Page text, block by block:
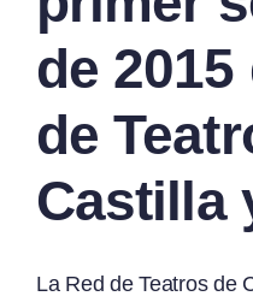
de 2015
de
Castilla
La Red de Teatros de